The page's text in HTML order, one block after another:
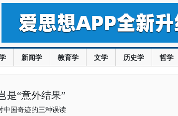
新闻学 教育学 文学 历史学 哲学
是“意外结果”
国奇迹的三种误读